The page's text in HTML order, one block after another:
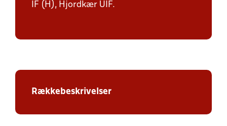
IF (H), Hjordkær UIF.
Rækkebeskrivelser